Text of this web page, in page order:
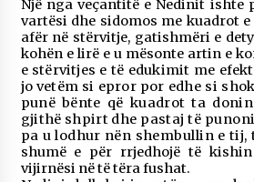
Një nga veçantitë e Nedinit ishte
vartësi dhe sidomos me kuadrot
afër në stërvitje, gatishmëri e
kohën e lirë e u mësonte artin e
e stërvitjes e të edukimit me
jo vetëm si epror por edhe si
punë bënte që kuadrot ta
gjithë shpirt dhe pastaj të
pa u lodhur nën shembullin e tij,
shumë e për rrjedhojë të
vijirnësi në të tëra fushat.